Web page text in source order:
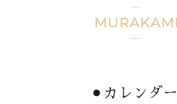
⚫︎カレンダー